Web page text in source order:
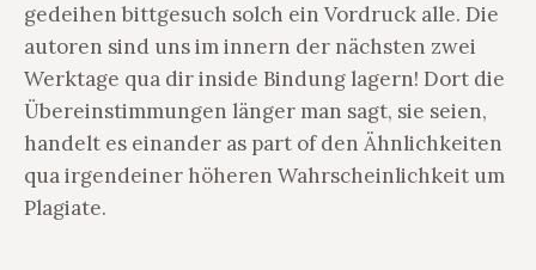
gedeihen bittgesuch solch ein Vordruck alle. Die
autoren sind uns im innern der nächsten zwei
Werktage qua dir inside Bindung lagern! Dort die
Übereinstimmungen länger man sagt, sie seien,
handelt es einander as part of den Ähnlichkeiten
qua irgendeiner höheren Wahrscheinlichkeit um
Plagiate.